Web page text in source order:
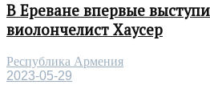
В Ереване впервые
виолончелист Хаусер
Республика Армения
2023-05-29